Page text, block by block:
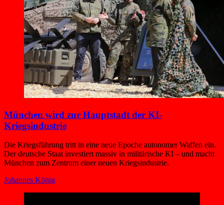
München wird zur Hauptstadt der KI-
Kriegsindustrie
Die Kriegsführung tritt in eine neue Epoche autonomer Waffen ein.
Der deutsche Staat investiert massiv in militärische KI – und macht
München zum Zentrum einer neuen Kriegsindustrie.
Johannes König